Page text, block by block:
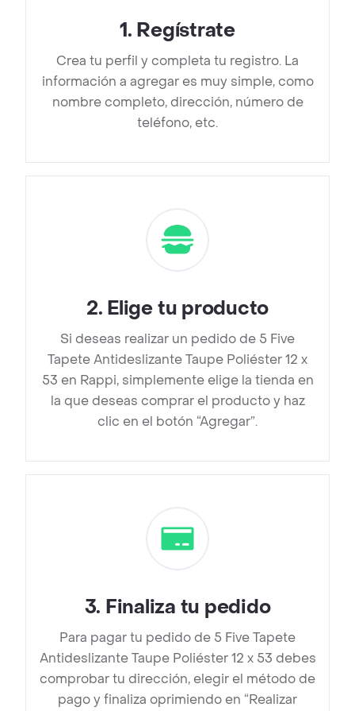
1. Regístrate
Crea tu perfil y completa tu registro. La
información a agregar es muy simple, como
nombre completo, dirección, número de
teléfono, etc.
2. Elige tu producto
Si deseas realizar un pedido de 5 Five
Tapete Antideslizante Taupe Poliéster 12 x
53 en Rappi, simplemente elige la tienda en
la que deseas comprar el producto y haz
clic en el botón “Agregar”.
3. Finaliza tu pedido
Para pagar tu pedido de 5 Five Tapete
Antideslizante Taupe Poliéster 12 x 53 debes
comprobar tu dirección, elegir el método de
pago y finaliza oprimiendo en “Realizar